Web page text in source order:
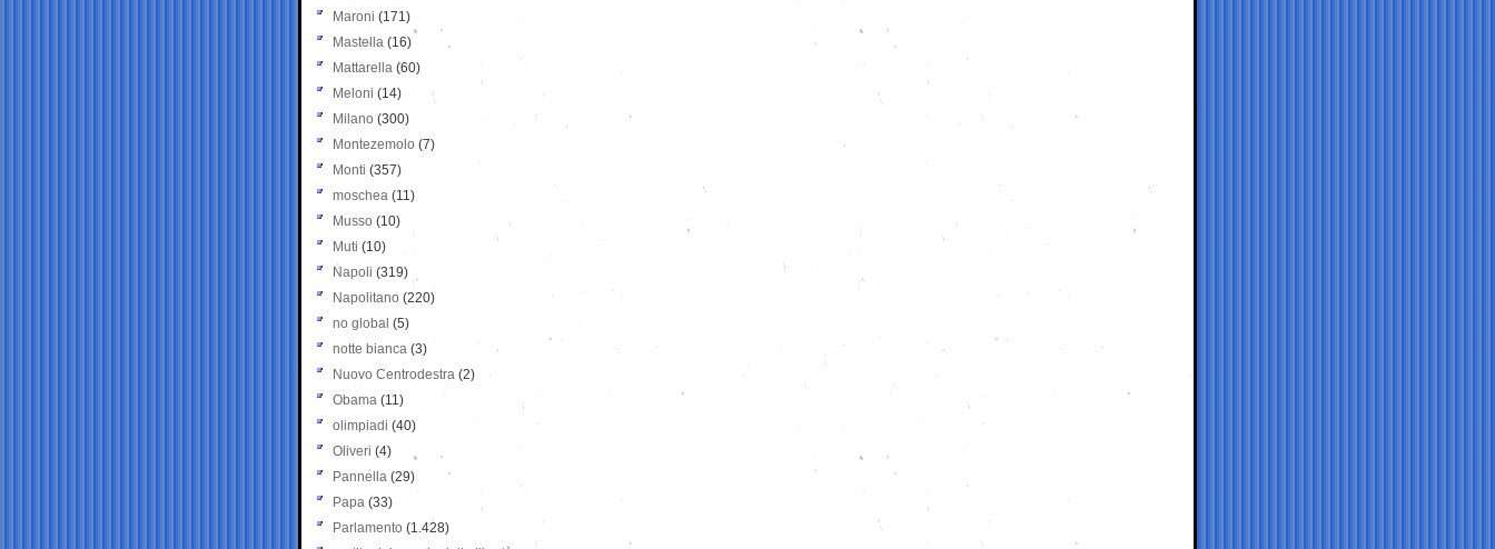
Maroni (171)
Mastella (16)
Mattarella (60)
Meloni (14)
Milano (300)
Montezemolo (7)
Monti (357)
moschea (11)
Musso (10)
Muti (10)
Napoli (319)
Napolitano (220)
no global (5)
notte bianca (3)
Nuovo Centrodestra (2)
Obama (11)
olimpiadi (40)
Oliveri (4)
Pannella (29)
Papa (33)
Parlamento (1.428)